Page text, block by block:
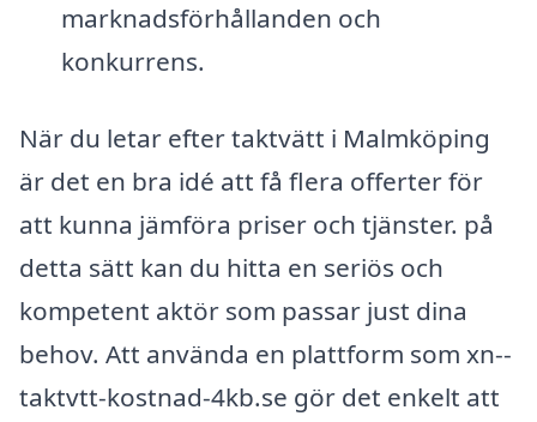
marknadsförhållanden och
konkurrens.
När du letar efter taktvätt i Malmköping
är det en bra idé att få flera offerter för
att kunna jämföra priser och tjänster. på
detta sätt kan du hitta en seriös och
kompetent aktör som passar just dina
behov. Att använda en plattform som xn--
taktvtt-kostnad-4kb.se gör det enkelt att